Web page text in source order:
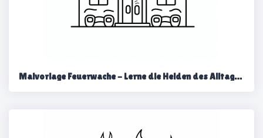
Malvorlage Feuerwache - Lerne die Helden des Alltags kennen